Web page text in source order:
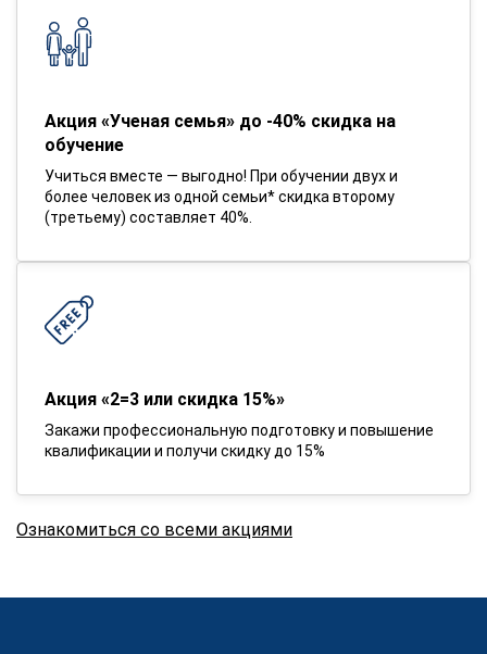
Акция «Ученая семья» до -40% скидка на
обучение
Учиться вместе — выгодно! При обучении двух и
более человек из одной семьи* скидка второму
(третьему) составляет 40%.
Акция «2=3 или скидка 15%»
Закажи профессиональную подготовку и повышение
квалификации и получи скидку до 15%
Ознакомиться со всеми акциями